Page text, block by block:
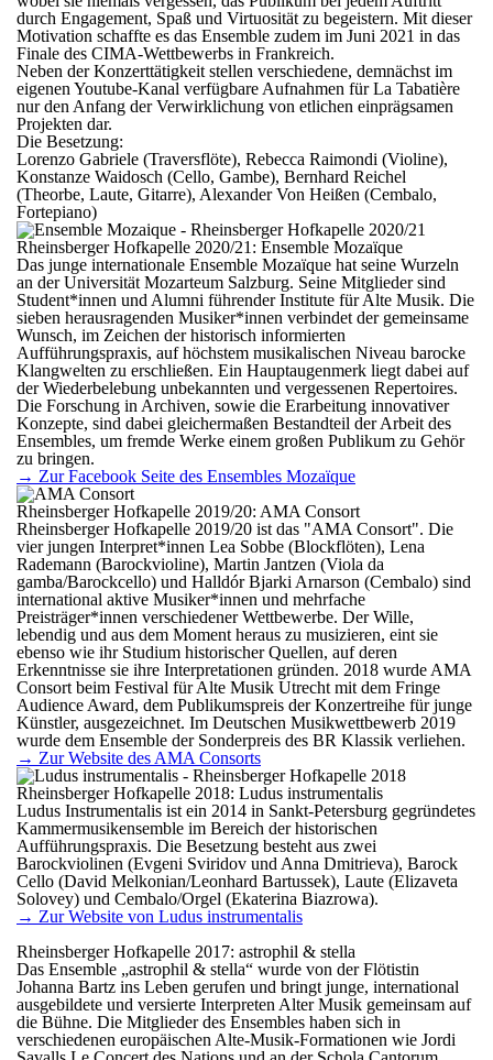
durch Engagement, Spaß und Virtuosität zu begeistern. Mit dieser
Motivation schaffte es das Ensemble zudem im Juni 2021 in das
Finale des CIMA-Wettbewerbs in Frankreich.
Neben der Konzerttätigkeit stellen verschiedene, demnächst im
eigenen Youtube-Kanal verfügbare Aufnahmen für La Tabatière
nur den Anfang der Verwirklichung von etlichen einprägsamen
Projekten dar.
Die Besetzung:
Lorenzo Gabriele (Traversflöte), Rebecca Raimondi (Violine),
Konstanze Waidosch (Cello, Gambe), Bernhard Reichel
(Theorbe, Laute, Gitarre), Alexander Von Heißen (Cembalo,
Fortepiano)
Rheinsberger Hofkapelle 2020/21: Ensemble Mozaïque
Das junge internationale Ensemble Mozaïque hat seine Wurzeln
an der Universität Mozarteum Salzburg. Seine Mitglieder sind
Student*innen und Alumni führender Institute für Alte Musik. Die
sieben herausragenden Musiker*innen verbindet der gemeinsame
Wunsch, im Zeichen der historisch informierten
Aufführungspraxis, auf höchstem musikalischen Niveau barocke
Klangwelten zu erschließen. Ein Hauptaugenmerk liegt dabei auf
der Wiederbelebung unbekannten und vergessenen Repertoires.
Die Forschung in Archiven, sowie die Erarbeitung innovativer
Konzepte, sind dabei gleichermaßen Bestandteil der Arbeit des
Ensembles, um fremde Werke einem großen Publikum zu Gehör
zu bringen.
→ Zur Facebook Seite des Ensembles Mozaïque
Rheinsberger Hofkapelle 2019/20: AMA Consort
Rheinsberger Hofkapelle 2019/20 ist das "AMA Consort". Die
vier jungen Interpret*innen Lea Sobbe (Blockflöten), Lena
Rademann (Barockvioline), Martin Jantzen (Viola da
gamba/Barockcello) und Halldór Bjarki Arnarson (Cembalo) sind
international aktive Musiker*innen und mehrfache
Preisträger*innen verschiedener Wettbewerbe. Der Wille,
lebendig und aus dem Moment heraus zu musizieren, eint sie
ebenso wie ihr Studium historischer Quellen, auf deren
Erkenntnisse sie ihre Interpretationen gründen. 2018 wurde AMA
Consort beim Festival für Alte Musik Utrecht mit dem Fringe
Audience Award, dem Publikumspreis der Konzertreihe für junge
Künstler, ausgezeichnet. Im Deutschen Musikwettbewerb 2019
wurde dem Ensemble der Sonderpreis des BR Klassik verliehen.
→ Zur Website des AMA Consorts
Rheinsberger Hofkapelle 2018: Ludus instrumentalis
Ludus Instrumentalis ist ein 2014 in Sankt-Petersburg gegründetes
Kammermusikensemble im Bereich der historischen
Aufführungspraxis. Die Besetzung besteht aus zwei
Barockviolinen (Evgeni Sviridov und Anna Dmitrieva), Barock
Cello (David Melkonian/Leonhard Bartussek), Laute (Elizaveta
Solovey) und Cembalo/Orgel (Ekaterina Biazrowa).
→ Zur Website von Ludus instrumentalis
Rheinsberger Hofkapelle 2017: astrophil & stella
Das Ensemble „astrophil & stella“ wurde von der Flötistin
Johanna Bartz ins Leben gerufen und bringt junge, international
ausgebildete und versierte Interpreten Alter Musik gemeinsam auf
die Bühne. Die Mitglieder des Ensembles haben sich in
verschiedenen europäischen Alte-Musik-Formationen wie Jordi